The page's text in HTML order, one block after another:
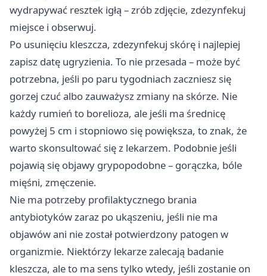
wydrapywać resztek igłą – zrób zdjęcie, zdezynfekuj
miejsce i obserwuj.
Po usunięciu kleszcza, zdezynfekuj skórę i najlepiej
zapisz datę ugryzienia. To nie przesada – może być
potrzebna, jeśli po paru tygodniach zaczniesz się
gorzej czuć albo zauważysz zmiany na skórze. Nie
każdy rumień to borelioza, ale jeśli ma średnicę
powyżej 5 cm i stopniowo się powiększa, to znak, że
warto skonsultować się z lekarzem. Podobnie jeśli
pojawią się objawy grypopodobne – gorączka, bóle
mięśni, zmęczenie.
Nie ma potrzeby profilaktycznego brania
antybiotyków zaraz po ukąszeniu, jeśli nie ma
objawów ani nie został potwierdzony patogen w
organizmie. Niektórzy lekarze zalecają badanie
kleszcza, ale to ma sens tylko wtedy, jeśli zostanie on